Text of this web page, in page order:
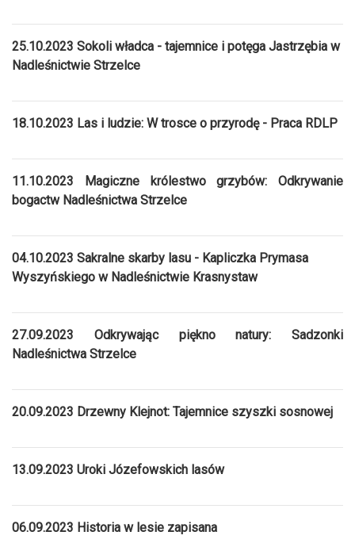
25.10.2023 Sokoli władca - tajemnice i potęga Jastrzębia w
Nadleśnictwie Strzelce
18.10.2023 Las i ludzie: W trosce o przyrodę - Praca RDLP
11.10.2023 Magiczne królestwo grzybów: Odkrywanie
bogactw Nadleśnictwa Strzelce
04.10.2023 Sakralne skarby lasu - Kapliczka Prymasa
Wyszyńskiego w Nadleśnictwie Krasnystaw
27.09.2023 Odkrywając piękno natury: Sadzonki
Nadleśnictwa Strzelce
20.09.2023 Drzewny Klejnot: Tajemnice szyszki sosnowej
13.09.2023 Uroki Józefowskich lasów
06.09.2023 Historia w lesie zapisana